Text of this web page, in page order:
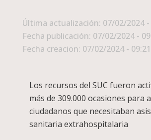
Última actualización: 07/02/2024 -
Fecha publicación: 07/02/2024 -
Fecha creacion: 07/02/2024 -
Los recursos del SUC fueron
más de 309.000 ocasiones para
ciudadanos que necesitaban
sanitaria extrahospitalaria